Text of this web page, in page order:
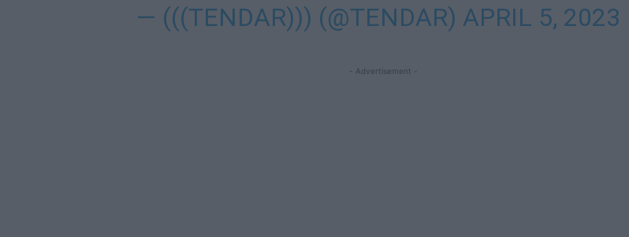
— (((TENDAR))) (@TENDAR) APRIL 5, 2023
- Advertisement -